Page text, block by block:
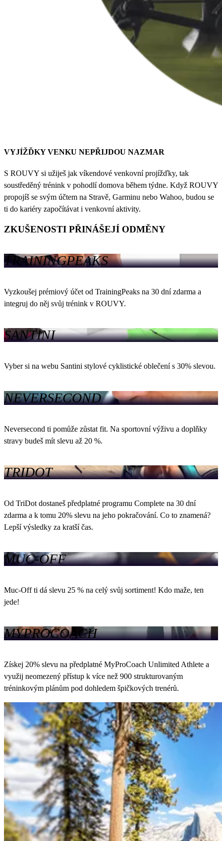
VYJÍŽĎKY VENKU NEPŘIJDOU NAZMAR
S ROUVY si užiješ jak víkendové venkovní projížďky, tak
soustředěný trénink v pohodlí domova během týdne. Když ROUVY
propojíš se svým účtem na Stravě, Garminu nebo Wahoo, budou se
ti do kariéry započítávat i venkovní aktivity.
ZKUŠENOSTI PŘINÁŠEJÍ ODMĚNY
TRAININGPEAKS
Vyzkoušej prémiový účet od TrainingPeaks na 30 dní zdarma a
integruj do něj svůj trénink v ROUVY.
SANTINI
Vyber si na webu Santini stylové cyklistické oblečení s 30% slevou.
NEVERSECOND
Neversecond ti pomůže zůstat fit. Na sportovní výživu a doplňky
stravy budeš mít slevu až 20 %.
TRIDOT
Od TriDot dostaneš předplatné programu Complete na 30 dní
zdarma a k tomu 20% slevu na jeho pokračování. Co to znamená?
Lepší výsledky za kratší čas.
MUC-OFF
Muc-Off ti dá slevu 25 % na celý svůj sortiment! Kdo maže, ten
jede!
MYPROCOACH
Získej 20% slevu na předplatné MyProCoach Unlimited Athlete a
využij neomezený přístup k více než 900 strukturovaným
tréninkovým plánům pod dohledem špičkových trenérů.